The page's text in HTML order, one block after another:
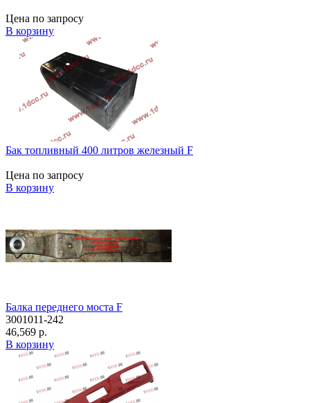
Цена по запросу
В корзину
Бак топливный 400 литров железный F
Цена по запросу
В корзину
Балка переднего моста F
3001011-242
46,569 р.
В корзину